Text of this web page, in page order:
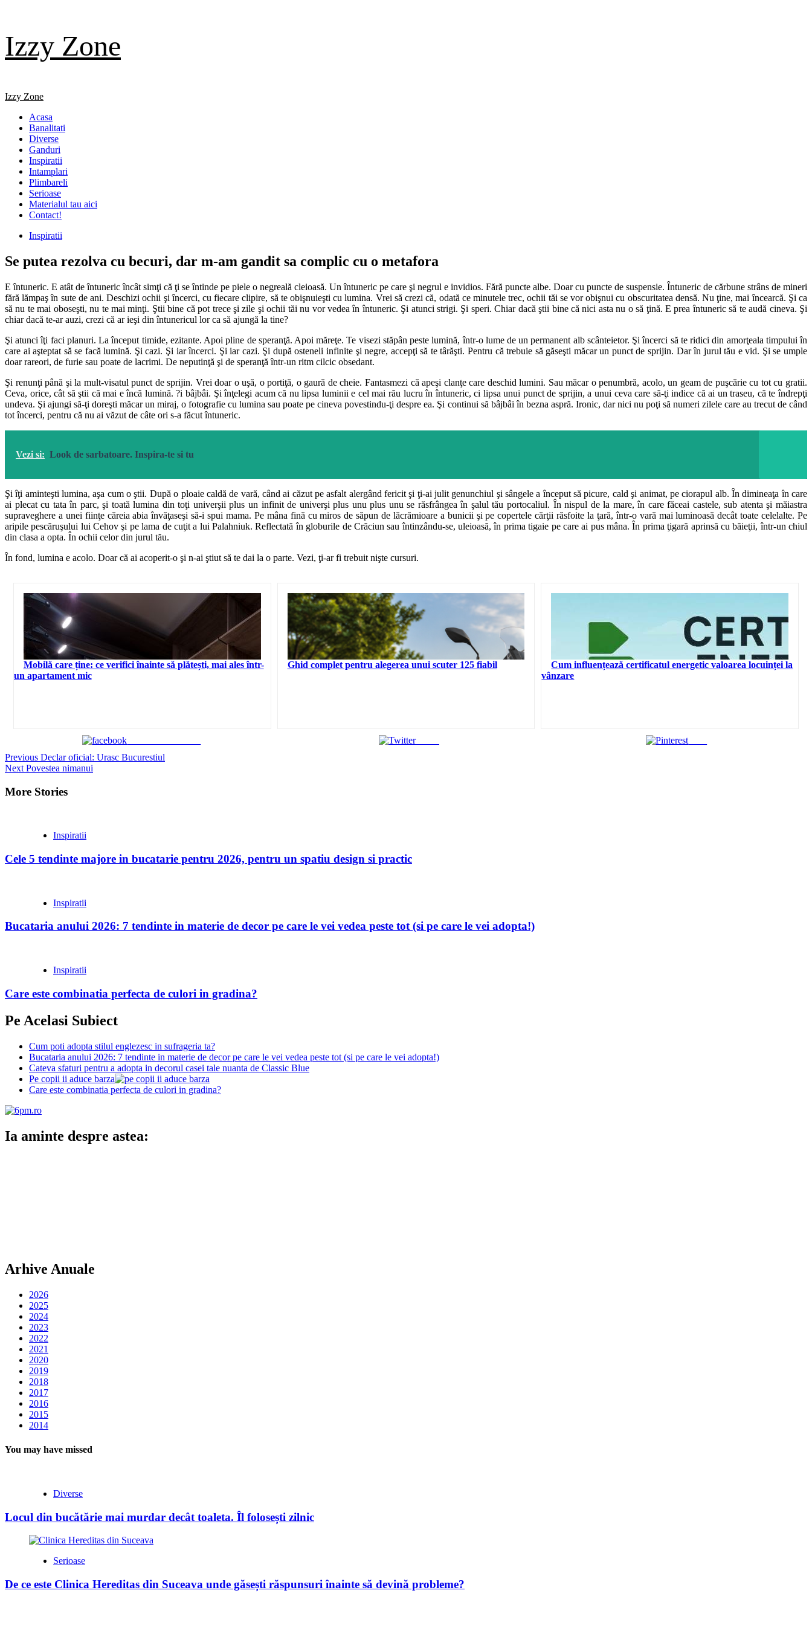
content
Izzy Zone
Primary
Izzy Zone
Acasa
Banalitati
Diverse
Ganduri
Inspiratii
Intamplari
Plimbareli
Serioase
Materialul tau aici
Contact!
Inspiratii
Se putea rezolva cu becuri, dar m-am gandit sa complic cu o metafora
E întuneric. E atât de întuneric încât simţi că ţi se întinde pe piele o negreală cleioasă. Un întuneric pe care şi negrul e invidios. Fără puncte albe. Doar cu puncte de suspensie. Întuneric de cărbune strâns de mineri
fără lămpaş în sute de ani. Deschizi ochii şi încerci, cu fiecare clipire, să te obişnuieşti cu lumina. Vrei să crezi că, odată ce minutele trec, ochii tăi se vor obişnui cu obscuritatea densă. Nu ţine, mai încearcă. Şi ca
să nu te mai oboseşti, nu te mai minţi. Ştii bine că pot trece şi zile şi ochii tăi nu vor vedea în întuneric. Şi atunci strigi. Şi speri. Chiar dacă ştii bine că nici asta nu o să ţină. E prea întuneric să te audă cineva. Şi
chiar dacă te-ar auzi, crezi că ar ieşi din întunericul lor ca să ajungă la tine?
Şi atunci îţi faci planuri. La început timide, ezitante. Apoi pline de speranţă. Apoi măreţe. Te visezi stăpân peste lumină, într-o lume de un permanent alb scânteietor. Şi încerci să te ridici din amorţeala timpului în
care ai aşteptat să se facă lumină. Şi cazi. Şi iar încerci. Şi iar cazi. Şi după osteneli infinite şi negre, accepţi să te târăşti. Pentru că trebuie să găseşti măcar un punct de sprijin. Dar în jurul tău e vid. Şi se umple
doar rareori, de furie sau poate de lacrimi. De neputinţă şi de speranţă într-un ritm cilcic obsedant.
Şi renunţi până şi la mult-visatul punct de sprijin. Vrei doar o uşă, o portiţă, o gaură de cheie. Fantasmezi că apeşi clanţe care deschid lumini. Sau măcar o penumbră, acolo, un geam de puşcărie cu tot cu gratii.
Ceva, orice, cât să ştii că mai e încă lumină. ?i bâjbâi. Şi înţelegi acum că nu lipsa luminii e cel mai rău lucru în întuneric, ci lipsa unui punct de sprijin, a unui ceva care să-ţi indice că ai un traseu, că te îndrepţi
undeva. Şi ajungi să-ţi doreşti măcar un miraj, o fotografie cu lumina sau poate pe cineva povestindu-ţi despre ea. Şi continui să bâjbâi în bezna aspră. Ironic, dar nici nu poţi să numeri zilele care au trecut de când
tot încerci, pentru că nu ai văzut de câte ori s-a făcut întuneric.
Vezi si: Look de sarbatoare. Inspira-te si tu
Şi îţi aminteşti lumina, aşa cum o ştii. După o ploaie caldă de vară, când ai căzut pe asfalt alergând fericit şi ţi-ai julit genunchiul şi sângele a început să picure, cald şi animat, pe ciorapul alb. În dimineaţa în care
ai plecat cu tata în parc, şi toată lumina din toţi univerşii plus un infinit de univerşi plus unu plus unu se răsfrângea în şalul tău portocaliul. În nispul de la mare, în care făceai castele, sub atenta şi măiastra
supraveghere a unei fiinţe căreia abia învăţaseşi să-i spui mama. Pe mâna fină cu miros de săpun de lăcrămioare a bunicii şi pe copertele cărţii răsfoite la ţară, într-o vară mai luminoasă decât toate celelalte. Pe
aripile pescăruşului lui Cehov şi pe lama de cuţit a lui Palahniuk. Reflectată în globurile de Crăciun sau întinzându-se, uleioasă, în prima tigaie pe care ai pus mâna. În prima ţigară aprinsă cu băieţii, într-un chiul
din clasa a opta. În ochii celor din jurul tău.
În fond, lumina e acolo. Doar că ai acoperit-o şi n-ai ştiut să te dai la o parte. Vezi, ţi-ar fi trebuit nişte cursuri.
Mobilă care ține: ce verifici înainte să plătești, mai ales într-
un apartament mic
Ghid complet pentru alegerea unui scuter 125 fiabil
Cum influențează certificatul energetic valoarea locuinței la
vânzare
Tweet
Continue
Reading
Previous Declar oficial: Urasc Bucurestiul
Next Povestea nimanui
More Stories
Inspiratii
Cele 5 tendinte majore in bucatarie pentru 2026, pentru un spatiu design si practic
Inspiratii
Bucataria anului 2026: 7 tendinte in materie de decor pe care le vei vedea peste tot (si pe care le vei adopta!)
Inspiratii
Care este combinatia perfecta de culori in gradina?
Pe Acelasi Subiect
Cum poti adopta stilul englezesc in sufrageria ta?
Bucataria anului 2026: 7 tendinte in materie de decor pe care le vei vedea peste tot (si pe care le vei adopta!)
Cateva sfaturi pentru a adopta in decorul casei tale nuanta de Classic Blue
Pe copii ii aduce barza
Care este combinatia perfecta de culori in gradina?
Ia aminte despre astea:
Arhive Anuale
2026
2025
2024
2023
2022
2021
2020
2019
2018
2017
2016
2015
2014
You may have missed
Diverse
Locul din bucătărie mai murdar decât toaleta. Îl folosești zilnic
Serioase
De ce este Clinica Hereditas din Suceava unde găsești răspunsuri înainte să devină probleme?